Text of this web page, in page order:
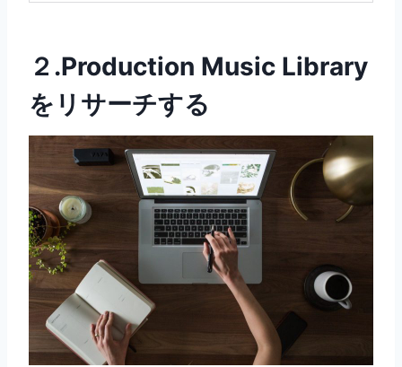
２.Production Music Library
をリサーチする